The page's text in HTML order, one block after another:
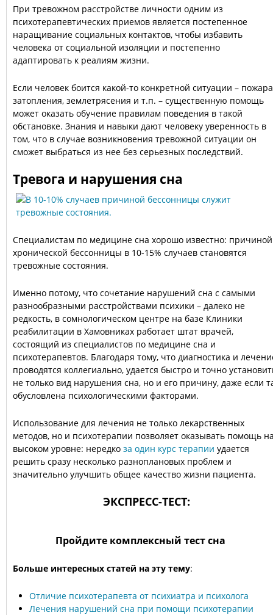
При тревожном расстройстве личности одним из
психотерапевтических приемов является постепенное
наращивание социальных контактов, чтобы избавить
человека от социальной изоляции и постепенно
адаптировать к реалиям жизни.
Если человек боится какой-то конкретной ситуации –
затопления, землетрясения и т.п. – существенную помощь
может оказать обучение правилам поведения в такой
обстановке. Знания и навыки дают человеку уверенность в
том, что в случае возникновения тревожной ситуации он
сможет выбраться из нее без серьезных последствий.
Тревога и нарушения сна
Специалистам по медицине сна хорошо известно: причиной
хронической бессонницы в 10-15% случаев становятся
тревожные состояния.
Именно потому, что сочетание нарушений сна с самыми
разнообразными расстройствами психики – далеко не
редкость, в сомнологическом центре на базе Клиники
реабилитации в Хамовниках работает штат врачей,
состоящий из специалистов по медицине сна и
психотерапевтов. Благодаря тому, что диагностика и
проводятся коллегиально, удается быстро и точно
не только вид нарушения сна, но и его причину, даже если
обусловлена психологическими факторами.
Использование для лечения не только лекарственных
методов, но и психотерапии позволяет оказывать помощь
высоком уровне: нередко за один курс терапии удается
решить сразу несколько разноплановых проблем и
значительно улучшить общее качество жизни пациента.
ЭКСПРЕСС-ТЕСТ:
Пройдите комплексный тест сна
Больше интересных статей на эту тему:
Отличие психотерапевта от психиатра и психолога
Лечения нарушений сна при помощи психотерапии